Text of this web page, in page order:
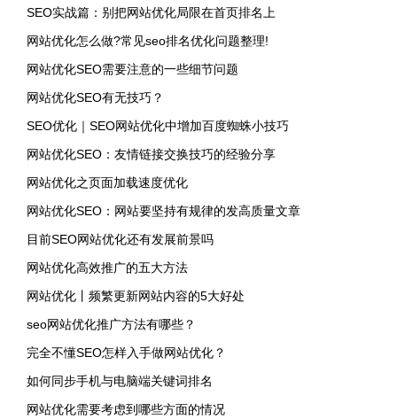
SEO实战篇：别把网站优化局限在首页排名上
网站优化怎么做?常见seo排名优化问题整理!
网站优化SEO需要注意的一些细节问题
网站优化SEO有无技巧？
SEO优化｜SEO网站优化中增加百度蜘蛛小技巧
网站优化SEO：友情链接交换技巧的经验分享
网站优化之页面加载速度优化
网站优化SEO：网站要坚持有规律的发高质量文章
目前SEO网站优化还有发展前景吗
网站优化高效推广的五大方法
网站优化丨频繁更新网站内容的5大好处
seo网站优化推广方法有哪些？
完全不懂SEO怎样入手做网站优化？
如何同步手机与电脑端关键词排名
网站优化需要考虑到哪些方面的情况